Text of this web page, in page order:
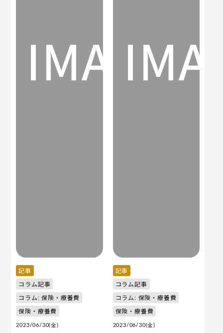
記事
コラム記事
コラム: 保険・療養費
保険・療養費
2023/06/30(金)
記事
コラム記事
コラム: 保険・療養費
保険・療養費
2023/06/30(金)